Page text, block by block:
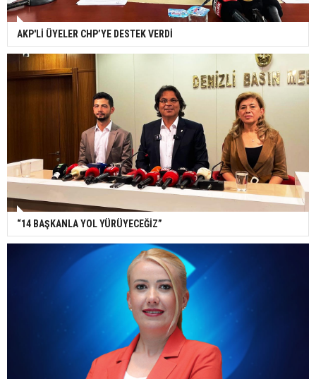
AKP'Lİ ÜYELER CHP’YE DESTEK VERDİ
“14 BAŞKANLA YOL YÜRÜYECEĞİZ”